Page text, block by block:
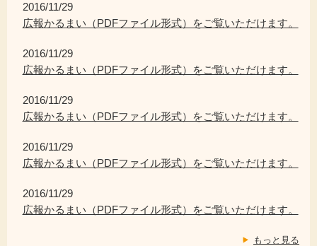
2016/11/29
広報かるまい（PDFファイル形式）をご覧いただけます。
2016/11/29
広報かるまい（PDFファイル形式）をご覧いただけます。
2016/11/29
広報かるまい（PDFファイル形式）をご覧いただけます。
2016/11/29
広報かるまい（PDFファイル形式）をご覧いただけます。
2016/11/29
広報かるまい（PDFファイル形式）をご覧いただけます。
もっと見る